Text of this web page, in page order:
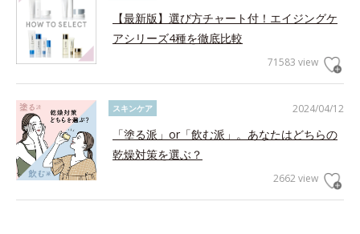
【最新版】選び方チャート付！エイジングケ
アシリーズ4種を徹底比較
71583 view
2024/04/12
スキンケア
「塗る派」or「飲む派」。あなたはどちらの
乾燥対策を選ぶ？
2662 view